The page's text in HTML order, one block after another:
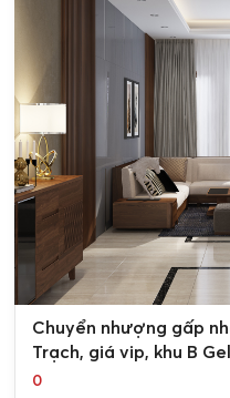
Chuyển nhượng gấp
Trạch, giá vip, khu B
0